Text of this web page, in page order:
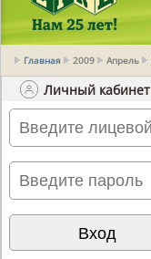
Главная 2009 Апрель
Личный кабинет